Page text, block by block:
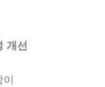
개선
이